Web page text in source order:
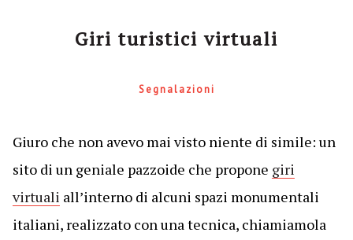
Giri turistici virtuali
Segnalazioni
Giuro che non avevo mai visto niente di simile: un
sito di un geniale pazzoide che propone giri
virtuali all’interno di alcuni spazi monumentali
italiani, realizzato con una tecnica, chiamiamola